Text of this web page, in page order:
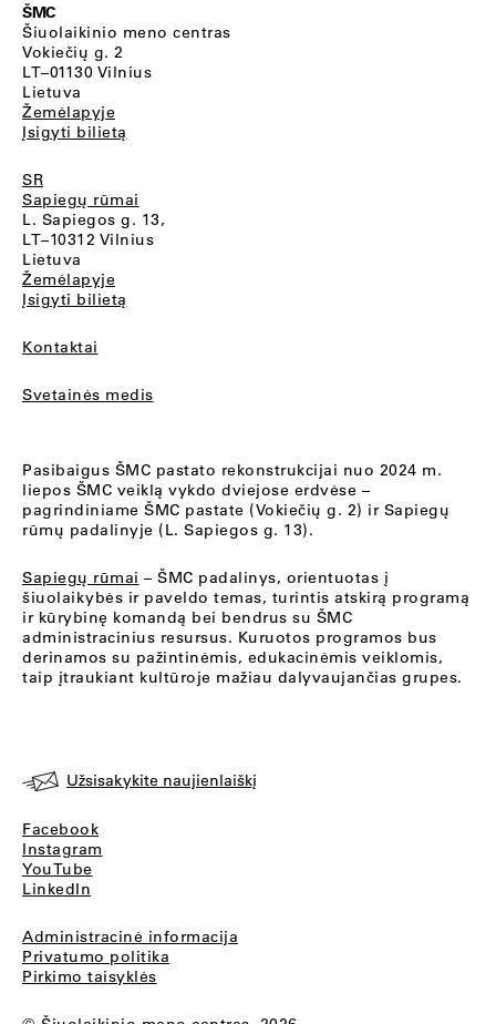
ŠMC
Šiuolaikinio meno centras
Vokiečių g. 2
LT–01130 Vilnius
Lietuva
Žemėlapyje
Įsigyti bilietą
SR
Sapiegų rūmai
L. Sapiegos g. 13,
LT–10312 Vilnius
Lietuva
Žemėlapyje
Įsigyti bilietą
Kontaktai
Svetainės medis
Pasibaigus ŠMC pastato rekonstrukcijai nuo 2024 m.
liepos ŠMC veiklą vykdo dviejose erdvėse –
pagrindiniame ŠMC pastate (Vokiečių g. 2) ir Sapiegų
rūmų padalinyje (L. Sapiegos g. 13).
Sapiegų rūmai – ŠMC padalinys, orientuotas į
šiuolaikybės ir paveldo temas, turintis atskirą programą
ir kūrybinę komandą bei bendrus su ŠMC
administracinius resursus. Kuruotos programos bus
derinamos su pažintinėmis, edukacinėmis veiklomis,
taip įtraukiant kultūroje mažiau dalyvaujančias grupes.
Užsisakykite naujienlaiškį
Facebook
Instagram
YouTube
LinkedIn
Administracinė informacija
Privatumo politika
Pirkimo taisyklės